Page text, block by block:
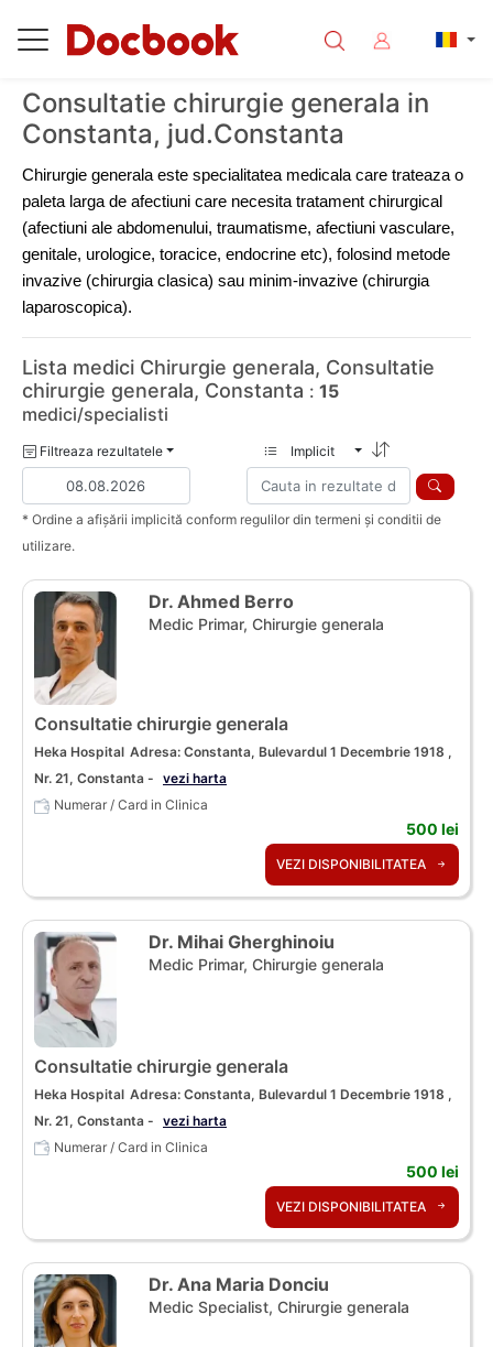
Consultatie chirurgie generala in
Constanta, jud.Constanta
Chirurgie generala este specialitatea medicala care trateaza o
paleta larga de afectiuni care necesita tratament chirurgical
(afectiuni ale abdomenului, traumatisme, afectiuni vasculare,
genitale, urologice, toracice, endocrine etc), folosind metode
invazive (chirurgia clasica) sau minim-invazive (chirurgia
laparoscopica).
Lista medici Chirurgie generala, Consultatie
chirurgie generala, Constanta : 15
medici/specialisti
Filtreaza rezultatele Implicit
* Ordine a afișării implicită conform regulilor din termeni și conditii de
utilizare.
Dr. Ahmed Berro
Medic Primar, Chirurgie generala
Consultatie chirurgie generala
Heka Hospital Adresa: Constanta, Bulevardul 1 Decembrie 1918 ,
Nr. 21, Constanta - vezi harta
Numerar / Card in Clinica
500 lei
VEZI DISPONIBILITATEA
Dr. Mihai Gherghinoiu
Medic Primar, Chirurgie generala
Consultatie chirurgie generala
Heka Hospital Adresa: Constanta, Bulevardul 1 Decembrie 1918 ,
Nr. 21, Constanta - vezi harta
Numerar / Card in Clinica
500 lei
VEZI DISPONIBILITATEA
Dr. Ana Maria Donciu
Medic Specialist, Chirurgie generala